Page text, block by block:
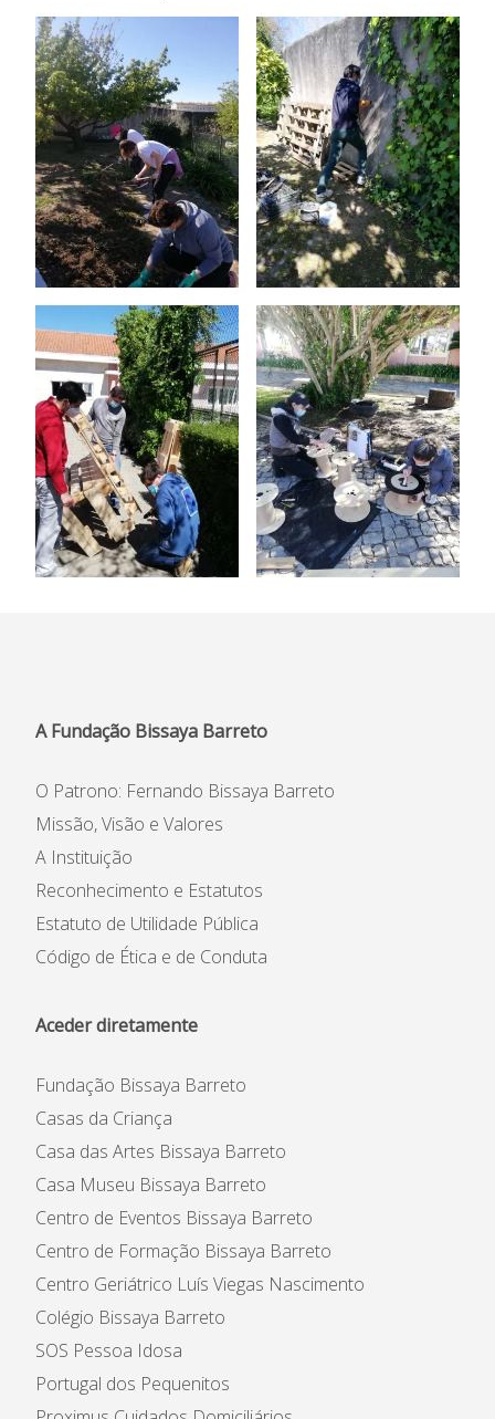
A Fundação Bissaya Barreto
O Patrono: Fernando Bissaya Barreto
Missão, Visão e Valores
A Instituição
Reconhecimento e Estatutos
Estatuto de Utilidade Pública
Código de Ética e de Conduta
Aceder diretamente
Fundação Bissaya Barreto
Casas da Criança
Casa das Artes Bissaya Barreto
Casa Museu Bissaya Barreto
Centro de Eventos Bissaya Barreto
Centro de Formação Bissaya Barreto
Centro Geriátrico Luís Viegas Nascimento
Colégio Bissaya Barreto
SOS Pessoa Idosa
Portugal dos Pequenitos